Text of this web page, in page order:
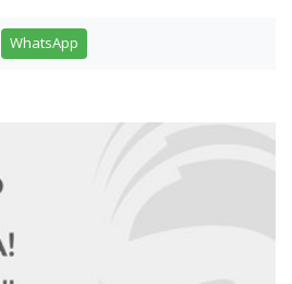
WhatsApp